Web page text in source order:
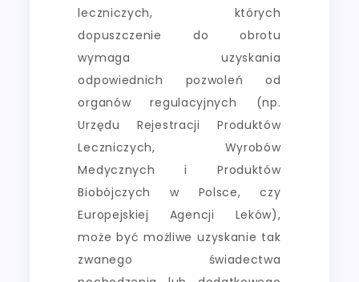
leczniczych, których
dopuszczenie do obrotu
wymaga uzyskania
odpowiednich pozwoleń od
organów regulacyjnych (np.
Urzędu Rejestracji Produktów
Leczniczych, Wyrobów
Medycznych i Produktów
Biobójczych w Polsce, czy
Europejskiej Agencji Leków),
może być możliwe uzyskanie tak
zwanego świadectwa